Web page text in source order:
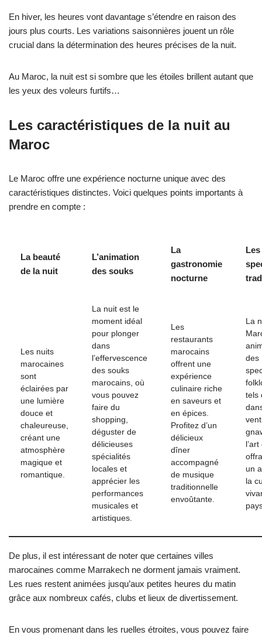
En hiver, les heures vont davantage s’étendre en raison des
jours plus courts. Les variations saisonnières jouent un rôle
crucial dans la détermination des heures précises de la nuit.
Au Maroc, la nuit est si sombre que les étoiles brillent autant que
les yeux des voleurs furtifs…
Les caractéristiques de la nuit au
Maroc
Le Maroc offre une expérience nocturne unique avec des
caractéristiques distinctes. Voici quelques points importants à
prendre en compte :
La beauté
de la nuit
L’animation
des souks
La
gastronomie
nocturne
Les
Les nuits
marocaines
sont
éclairées par
une lumière
douce et
chaleureuse,
créant une
atmosphère
magique et
romantique.
La nuit est le
moment idéal
pour plonger
dans
l’effervescence
des souks
marocains, où
vous pouvez
faire du
shopping,
déguster de
délicieuses
spécialités
locales et
apprécier les
performances
musicales et
artistiques.
Les
restaurants
marocains
offrent une
expérience
culinaire riche
en saveurs et
en épices.
Profitez d’un
délicieux
dîner
accompagné
de musique
traditionnelle
envoûtante.
La
des
tels
un
la
De plus, il est intéressant de noter que certaines villes
marocaines comme Marrakech ne dorment jamais vraiment.
Les rues restent animées jusqu’aux petites heures du matin
grâce aux nombreux cafés, clubs et lieux de divertissement.
En vous promenant dans les ruelles étroites, vous pouvez faire